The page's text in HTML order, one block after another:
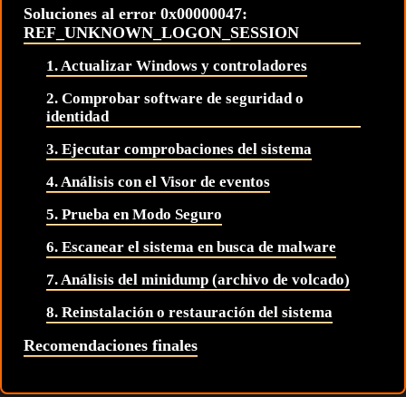
Soluciones al error 0x00000047:
REF_UNKNOWN_LOGON_SESSION
1. Actualizar Windows y controladores
2. Comprobar software de seguridad o
identidad
3. Ejecutar comprobaciones del sistema
4. Análisis con el Visor de eventos
5. Prueba en Modo Seguro
6. Escanear el sistema en busca de malware
7. Análisis del minidump (archivo de volcado)
8. Reinstalación o restauración del sistema
Recomendaciones finales